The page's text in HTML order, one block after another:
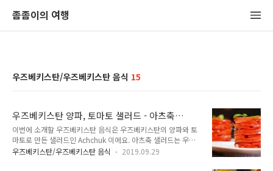
좀좀이의 여행
우즈베키스탄/우즈베키스탄 음식 15
우즈베키스탄 양파, 토마토 샐러드 - 아츠축
achchuk, 아측-추축 Achchiq-chuchuk
이번에 소개할 우즈베키스탄 음식은 우즈베키스탄의 양파와 토
마토로 만든 샐러드인 Achchuk 이에요. 아츠축 샐러드는 우즈
베키스탄에 가서 길거리를 돌아다니다 보면 정말 많이 볼 수 있
우즈베키스탄/우즈베키스탄 음식 2019.09.29